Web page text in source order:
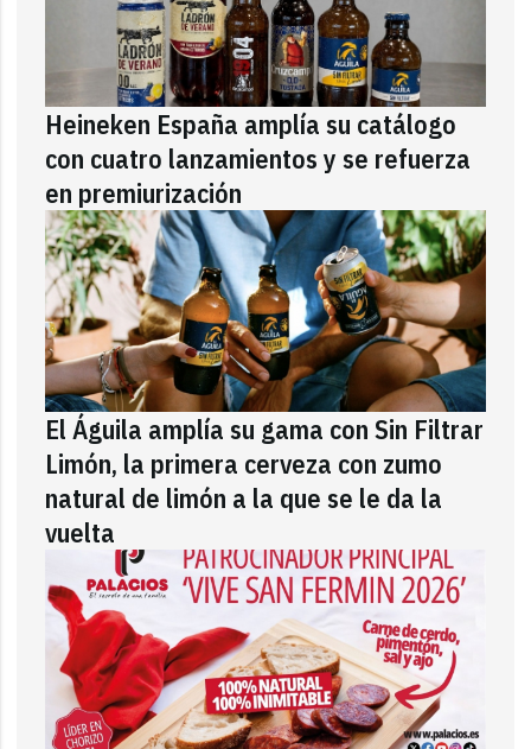
Heineken España amplía su catálogo
con cuatro lanzamientos y se refuerza
en premiurización
El Águila amplía su gama con Sin Filtrar
Limón, la primera cerveza con zumo
natural de limón a la que se le da la
vuelta